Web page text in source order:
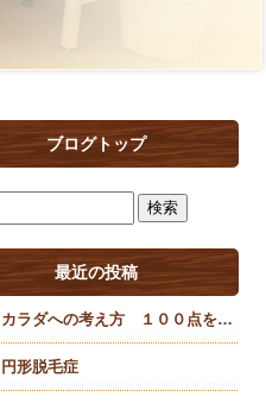
ブログトップ
最近の投稿
カラダへの考え方 １００点を目指すな
円形脱毛症